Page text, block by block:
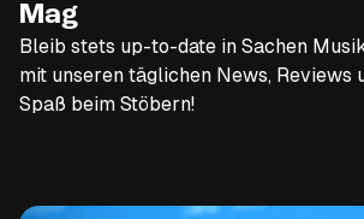
Mag
Bleib stets up-to-date in Sachen
mit unseren täglichen News, Reviews
Spaß beim Stöbern!